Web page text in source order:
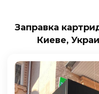
Заправка
Киеве,